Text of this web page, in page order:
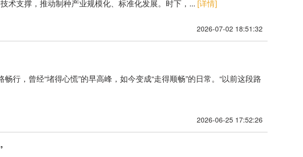
术支撑，推动制种产业规模化、标准化发展。时下，... [详情]
2026-07-02 18:51:32
，曾经“堵得心慌”的早高峰，如今变成“走得顺畅”的日常。“以前这段路
2026-06-25 17:52:26